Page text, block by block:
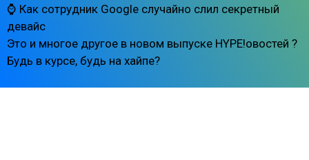
⌚️ Как сотрудник Google случайно слил секретный
девайс
Это и многое другое в новом выпуске HYPE!овостей ?
Будь в курсе, будь на хайпе?